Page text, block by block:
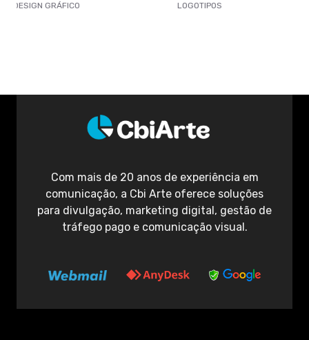
LOGOTIPOS DESIGN TÊXTIL
Com mais de 20 anos de experiência em
comunicação, a Cbi Arte oferece soluções
para divulgação, marketing digital, gestão de
tráfego pago e comunicação visual.